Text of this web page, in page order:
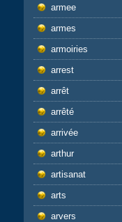
armee
armes
armoiries
arrest
arrêt
arrêté
arrivée
arthur
artisanat
arts
arvers